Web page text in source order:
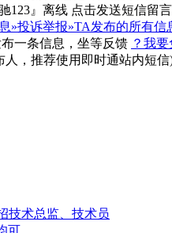
»投诉举报»TA发布的所有信
一条信息，坐等反馈 ？我
人，推荐使用即时通站内短信
技术总监、技术员
可